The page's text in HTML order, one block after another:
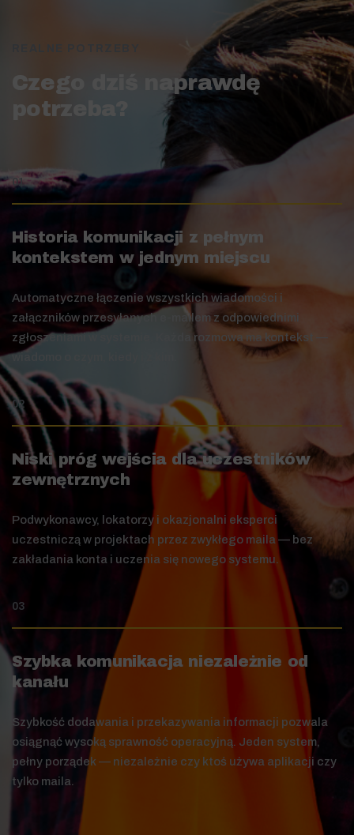
Czego dziś naprawdę
potrzeba?
01
Historia komunikacji z pełnym
kontekstem w jednym miejscu
Automatyczne łączenie wszystkich wiadomości i
załączników przesyłanych e-mailem z odpowiednimi
zgłoszeniami w systemie. Każda rozmowa ma kontekst —
wiadomo o czym, kiedy i z kim.
02
Niski próg wejścia dla uczestników
zewnętrznych
Podwykonawcy, lokatorzy i okazjonalni eksperci
uczestniczą w projektach przez zwykłego maila — bez
zakładania konta i uczenia się nowego systemu.
03
Szybka komunikacja niezależnie od
kanału
Szybkość dodawania i przekazywania informacji pozwala
osiągnąć wysoką sprawność operacyjną. Jeden system,
pełny porządek — niezależnie czy ktoś używa aplikacji czy
tylko maila.